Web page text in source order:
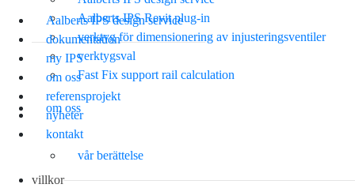
Aalberts IPS Revit plug-in
verktyg för dimensionering av injusteringsventiler
verktygsval
Fast Fix support rail calculation
om oss
vår berättelse
Aalberts IPS design service
dokumentation
my IPS
om oss
referensprojekt
nyheter
kontakt
villkor